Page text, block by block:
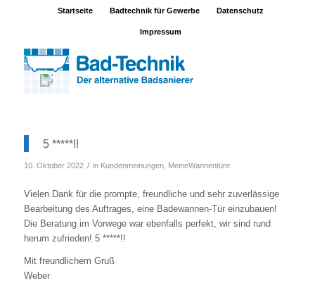
Startseite Badtechnik für Gewerbe Datenschutz
Impressum
5 *****!!
10. Oktober 2022 / in Kundenmeinungen, MeineWannentüre
Vielen Dank für die prompte, freundliche und sehr zuverlässige
Bearbeitung des Auftrages, eine Badewannen-Tür einzubauen!
Die Beratung im Vorwege war ebenfalls perfekt, wir sind rund
herum zufrieden! 5 *****!!
Mit freundlichem Gruß
Weber